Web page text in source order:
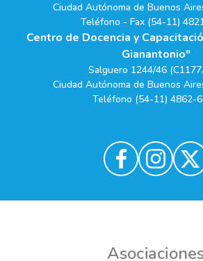
Ciudad Autónoma de Buenos
Teléfono - Fax (54-11)
Centro de Docencia y
Gianantonio"
Salguero 1244/46
Ciudad Autónoma de Buenos
Teléfono (54-11) 4862-